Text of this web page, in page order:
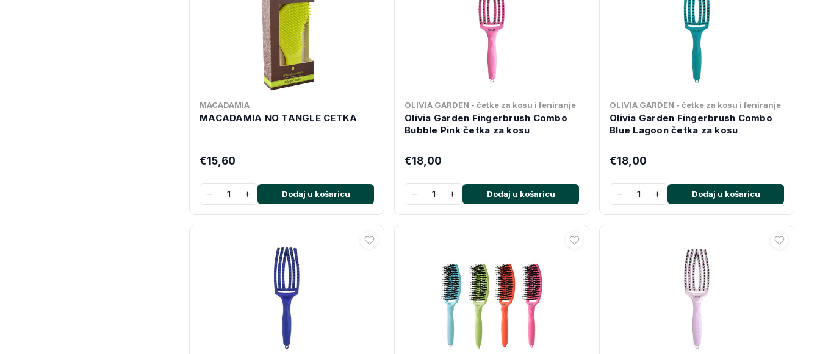
MACADAMIA
MACADAMIA NO TANGLE CETKA
€15,60
− + Dodaj u košaricu
OLIVIA GARDEN - četke za kosu i feniranje
Olivia Garden Fingerbrush Combo
Bubble Pink četka za kosu
€18,00
− + Dodaj u košaricu
OLIVIA GARDEN - četke za kosu i feniranje
Olivia Garden Fingerbrush Combo
Blue Lagoon četka za kosu
€18,00
− + Dodaj u košaricu